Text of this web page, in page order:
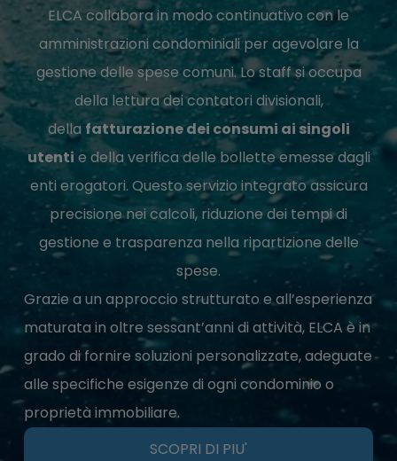
SCOPRI DI PIU'
ELCA collabora in modo continuativo con le
amministrazioni condominiali per agevolare la
gestione delle spese comuni. Lo staff si occupa
della lettura dei contatori divisionali,
della fatturazione dei consumi ai singoli
utenti e della verifica delle bollette emesse dagli
enti erogatori. Questo servizio integrato assicura
precisione nei calcoli, riduzione dei tempi di
gestione e trasparenza nella ripartizione delle
spese.
Grazie a un approccio strutturato e all’esperienza
maturata in oltre sessant’anni di attività, ELCA è in
grado di fornire soluzioni personalizzate, adeguate
alle specifiche esigenze di ogni condominio o
proprietà immobiliare.